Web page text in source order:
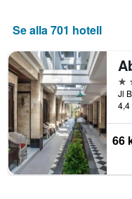
Se alla 701 hotell
3
4,4
66